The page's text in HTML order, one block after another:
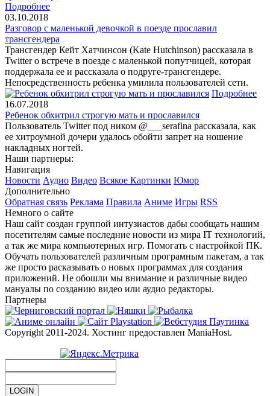
Подробнее
03.10.2018
Разговор с маленькой девочкой в поезде прославил
трансгендера
Трансгендер Кейт Хатчинсон (Kate Hutchinson) рассказала в
Twitter о встрече в поезде с маленькой попутчицей, которая
поддержала ее и рассказала о подруге-трансгендере.
Непосредственность ребенка умилила пользователей сети.
Подробнее
16.07.2018
Ребенок обхитрил строгую мать и прославился
Пользователь Twitter под ником @___serafina рассказала, как
ее хитроумной дочери удалось обойти запрет на ношение
накладных ногтей.
Наши партнеры:
Навигация
Новости Аудио Видео Всякое Картинки Юмор
Дополнительно
Обратная связь Реклама Правила Аниме Игры RSS
Немного о сайте
Наш сайт создан группой интузиастов дабы сообщать нашим
посетителям самые последние новости из мира IT технологий,
а так же мира компьютерных игр. Помогать с настройкой ПК.
Обучать пользователей различным програмным пакетам, а так
же просто расказывать о новых программах для создания
приложений. Не обошли мы внимание и различные видео
мануалы по созданию видео или аудио редакторы.
Партнеры
Copyright 2011-2024. Хостинг предоставлен ManiaHost.